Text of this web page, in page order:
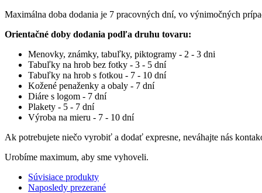
Maximálna doba dodania je 7 pracovných dní, vo výnimočných
Orientačné doby dodania podľa druhu tovaru:
Menovky, známky, tabuľky, piktogramy - 2 - 3 dni
Tabuľky na hrob bez fotky - 3 - 5 dní
Tabuľky na hrob s fotkou - 7 - 10 dní
Kožené penaženky a obaly - 7 dní
Diáre s logom - 7 dní
Plakety - 5 - 7 dní
Výroba na mieru - 7 - 10 dní
Ak potrebujete niečo vyrobiť a dodať expresne, neváhajte nás
Urobíme maximum, aby sme vyhoveli.
Súvisiace produkty
Naposledy prezerané